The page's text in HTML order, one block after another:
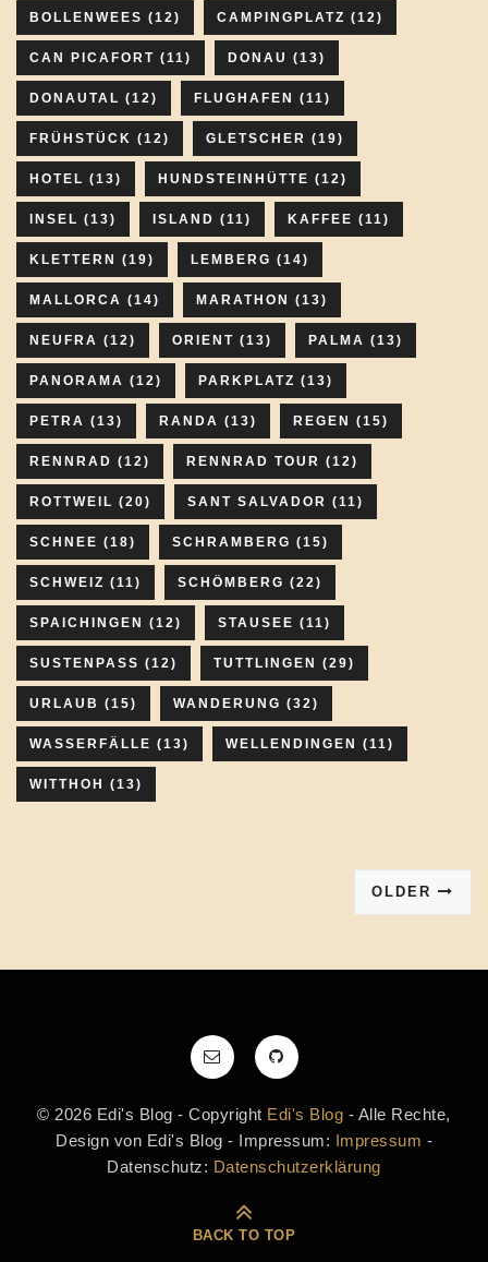
BOLLENWEES (12) CAMPINGPLATZ (12)
CAN PICAFORT (11) DONAU (13)
DONAUTAL (12) FLUGHAFEN (11)
FRÜHSTÜCK (12) GLETSCHER (19)
HOTEL (13) HUNDSTEINHÜTTE (12)
INSEL (13) ISLAND (11) KAFFEE (11)
KLETTERN (19) LEMBERG (14)
MALLORCA (14) MARATHON (13)
NEUFRA (12) ORIENT (13) PALMA (13)
PANORAMA (12) PARKPLATZ (13)
PETRA (13) RANDA (13) REGEN (15)
RENNRAD (12) RENNRAD TOUR (12)
ROTTWEIL (20) SANT SALVADOR (11)
SCHNEE (18) SCHRAMBERG (15)
SCHWEIZ (11) SCHÖMBERG (22)
SPAICHINGEN (12) STAUSEE (11)
SUSTENPASS (12) TUTTLINGEN (29)
URLAUB (15) WANDERUNG (32)
WASSERFÄLLE (13) WELLENDINGEN (11)
WITTHOH (13)
OLDER
© 2026 Edi's Blog - Copyright Edi's Blog - Alle Rechte,
Design von Edi's Blog - Impressum: Impressum -
Datenschutz: Datenschutzerklärung
BACK TO TOP